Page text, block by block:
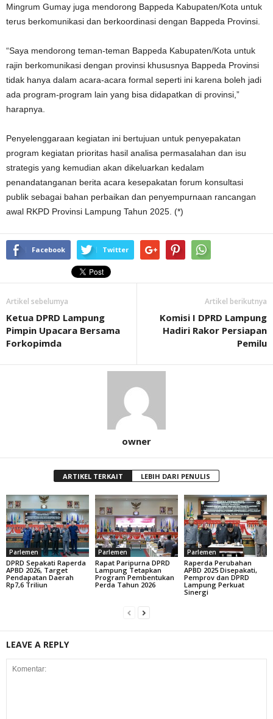
Mingrum Gumay juga mendorong Bappeda Kabupaten/Kota untuk
terus berkomunikasi dan berkoordinasi dengan Bappeda Provinsi.
“Saya mendorong teman-teman Bappeda Kabupaten/Kota untuk
rajin berkomunikasi dengan provinsi khususnya Bappeda Provinsi
tidak hanya dalam acara-acara formal seperti ini karena boleh jadi
ada program-program lain yang bisa didapatkan di provinsi,”
harapnya.
Penyelenggaraan kegiatan ini bertujuan untuk penyepakatan
program kegiatan prioritas hasil analisa permasalahan dan isu
strategis yang kemudian akan dikeluarkan kedalam
penandatanganan berita acara kesepakatan forum konsultasi
publik sebagai bahan perbaikan dan penyempurnaan rancangan
awal RKPD Provinsi Lampung Tahun 2025. (*)
Facebook Twitter
Artikel sebelumya
Ketua DPRD Lampung
Pimpin Upacara Bersama
Forkopimda
Artikel berikutnya
Komisi I DPRD Lampung
Hadiri Rakor Persiapan
Pemilu
owner
ARTIKEL TERKAIT LEBIH DARI PENULIS
Parlemen
DPRD Sepakati Raperda
APBD 2026, Target
Pendapatan Daerah
Rp7,6 Triliun
Parlemen
Rapat Paripurna DPRD
Lampung Tetapkan
Program Pembentukan
Perda Tahun 2026
Parlemen
Raperda Perubahan
APBD 2025 Disepakati,
Pemprov dan DPRD
Lampung Perkuat
Sinergi
LEAVE A REPLY